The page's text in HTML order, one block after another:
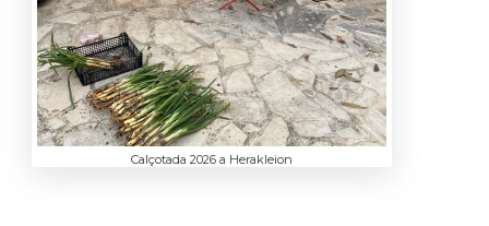
Calçotada 2026 a Herakleion